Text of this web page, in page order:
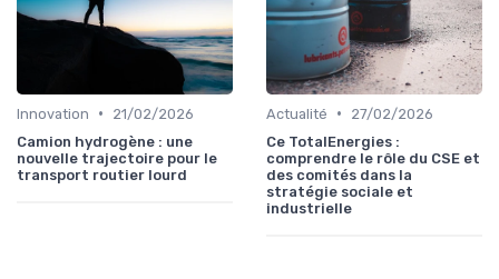
Innovation •
21/02/2026
Camion hydrogène : une
nouvelle trajectoire pour le
transport routier lourd
Actualité •
27/02/2026
Ce TotalEnergies :
comprendre le rôle du CSE et
des comités dans la
stratégie sociale et
industrielle